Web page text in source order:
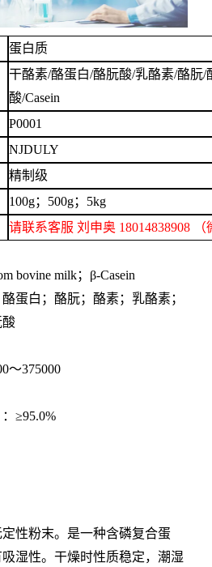
蛋白质
干酪素/酪蛋白/酪朊酸/乳酪素/酪朊/
酸/Casein
P0001
NJDULY
精制级
100g；500g；5kg
请联系客服 刘申奥 18014838908
bovine milk；β-Casein
蛋白；酪朊；酪素；乳酪素；
酸
～375000
≥95.0%
性粉末。是一种含磷复合蛋
湿性。干燥时性质稳定，潮湿